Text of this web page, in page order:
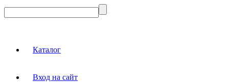
Каталог
Вход на сайт